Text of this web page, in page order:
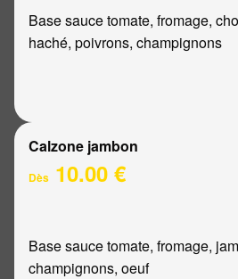
Base sauce tomate, fromage,
haché, poivrons, champignons
Calzone jambon
Dès 10.00 €
Base sauce tomate, fromage,
champignons, oeuf